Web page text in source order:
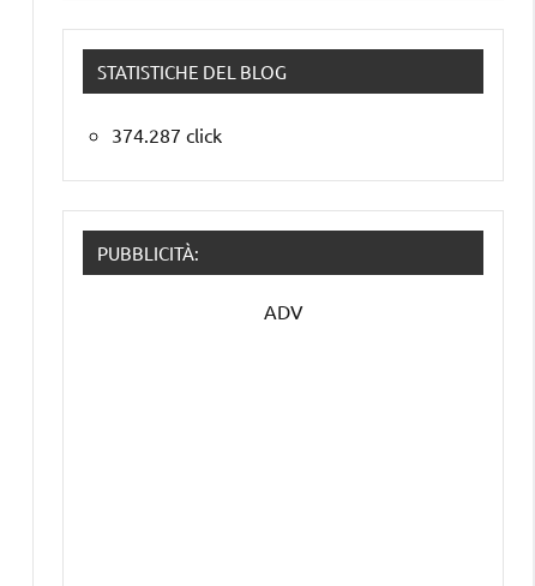
STATISTICHE DEL BLOG
374.287 click
PUBBLICITÀ:
ADV